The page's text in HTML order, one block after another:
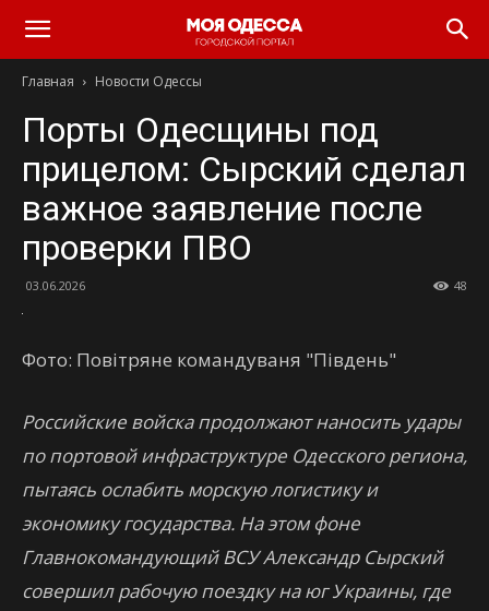
Моя
Одесса
Главная Новости Одессы
Порты Одесщины под
прицелом: Сырский сделал
важное заявление после
проверки ПВО
03.06.2026 48
Фото: Повітряне командуваня "Південь"
Российские войска продолжают наносить удары
по портовой инфраструктуре Одесского региона,
пытаясь ослабить морскую логистику и
экономику государства. На этом фоне
Главнокомандующий ВСУ Александр Сырский
совершил рабочую поездку на юг Украины, где